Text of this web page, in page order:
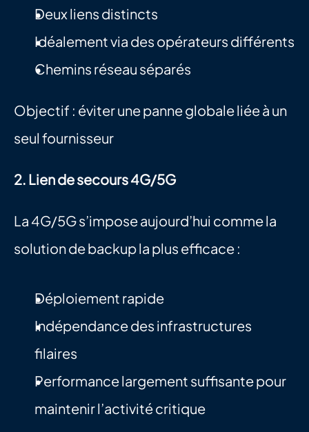
Deux liens distincts
Idéalement via des opérateurs différents
Chemins réseau séparés
Objectif : éviter une panne globale liée à un
seul fournisseur
2. Lien de secours 4G/5G
La 4G/5G s’impose aujourd’hui comme la
solution de backup la plus efficace :
Déploiement rapide
Indépendance des infrastructures
filaires
Performance largement suffisante pour
maintenir l’activité critique